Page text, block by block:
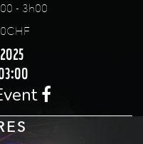
- 3h00